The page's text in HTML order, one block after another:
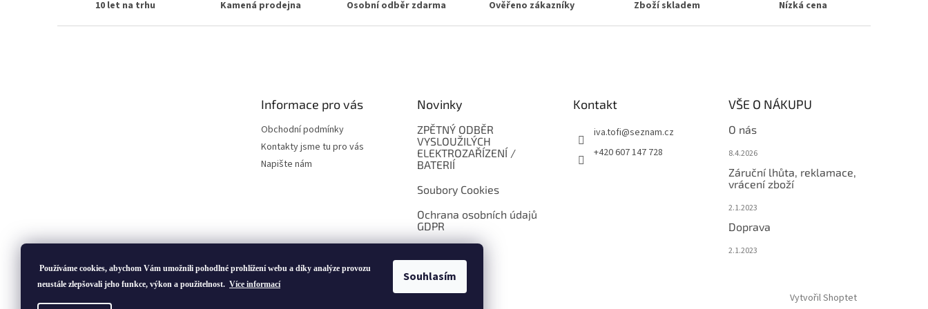
Používáme cookies, abychom Vám umožnili pohodlné prohlížení webu a díky analýze provozu
neustále zlepšovali jeho funkce, výkon a použitelnost. Více informací Souhlasím
10 let na trhu Kamená prodejna Osobní odběr zdarma Ověřeno zákazníky Zboží skladem Nízká cena
Informace pro vás
Obchodní podmínky
Kontakty jsme tu pro vás
Napište nám
Novinky
ZPĚTNÝ ODBĚR
VYSLOUŽILÝCH
ELEKTROZAŘÍZENÍ /
BATERIÍ
Soubory Cookies
Ochrana osobních údajů
GDPR
Kontakt
iva.tofi@seznam.cz
+420 607 147 728
VŠE O NÁKUPU
O nás
8.4.2026
Záruční lhůta, reklamace,
vrácení zboží
2.1.2023
Doprava
2.1.2023
Vytvořil Shoptet